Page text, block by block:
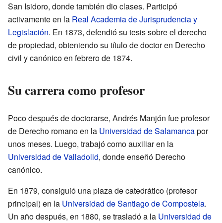
San Isidoro, donde también dio clases. Participó
activamente en la Real Academia de Jurisprudencia y
Legislación. En 1873, defendió su tesis sobre el derecho
de propiedad, obteniendo su título de doctor en Derecho
civil y canónico en febrero de 1874.
Su carrera como profesor
Poco después de doctorarse, Andrés Manjón fue profesor
de Derecho romano en la Universidad de Salamancapor
unos meses. Luego, trabajó como auxiliar en la
Universidad de Valladolid, donde enseñó Derecho
canónico.
En 1879, consiguió una plaza de catedrático (profesor
principal) en la Universidad de Santiago de Compostela.
Un año después, en 1880, se trasladó a la Universidad de